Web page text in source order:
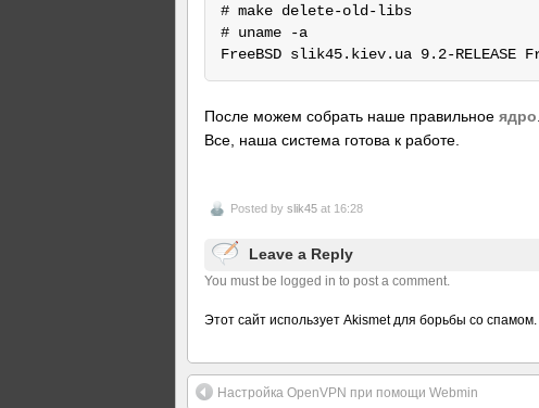
# make delete-old-libs
# uname -a
После можем собрать наше правильное ядро
Все, наша система готова к работе.
Posted by slik45 at 16:28
Leave a Reply
You must be logged in to post a comment.
Этот сайт использует Akismet для борьбы со спамом.
Настройка OpenVPN при помощи Webmin